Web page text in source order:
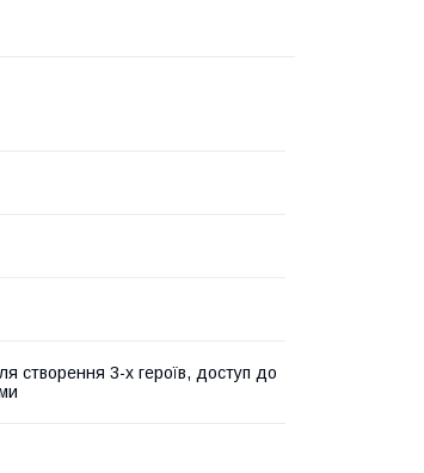
створення 3-х героїв, доступ до